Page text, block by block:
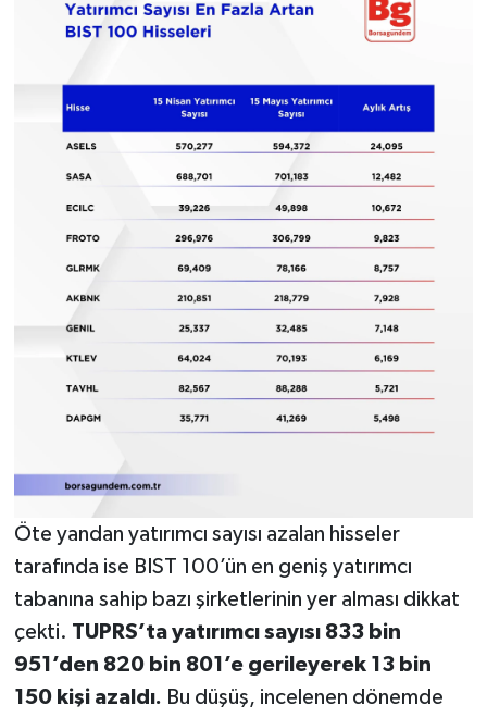
Öte yandan yatırımcı sayısı azalan hisseler
tarafında ise BIST 100’ün en geniş yatırımcı
tabanına sahip bazı şirketlerinin yer alması dikkat
çekti. TUPRS’ta yatırımcı sayısı 833 bin
951’den 820 bin 801’e gerileyerek 13 bin
150 kişi azaldı. Bu düşüş, incelenen dönemde